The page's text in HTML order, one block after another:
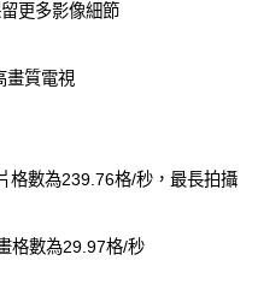
更多影像細節
畫質電視
格數為239.76格/秒，最長拍攝
格數為29.97格/秒